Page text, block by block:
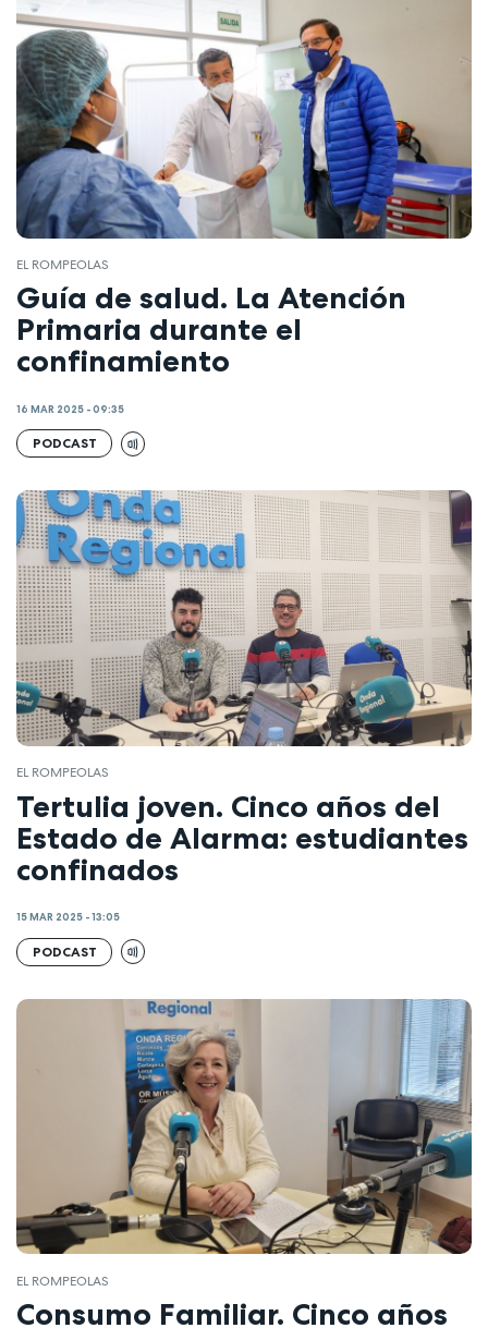
EL ROMPEOLAS
Guía de salud. La Atención
Primaria durante el
confinamiento
16 MAR 2025 - 09:35
PODCAST
EL ROMPEOLAS
Tertulia joven. Cinco años del
Estado de Alarma: estudiantes
confinados
15 MAR 2025 - 13:05
PODCAST
EL ROMPEOLAS
Consumo Familiar. Cinco años